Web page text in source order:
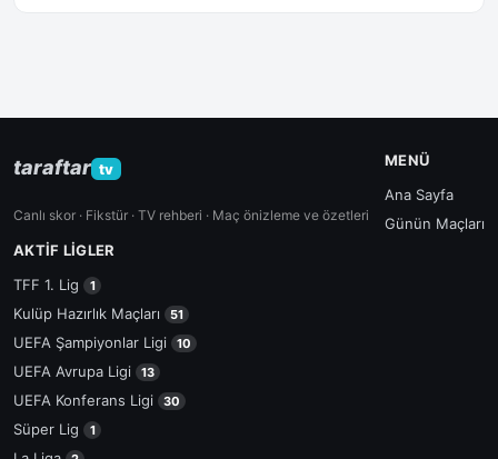
taraftar tv
Canlı skor · Fikstür · TV rehberi · Maç önizleme ve özetleri
MENÜ
Ana Sayfa
Günün Maçları
AKTIF LIGLER
TFF 1. Lig
1
Kulüp Hazırlık Maçları 51
UEFA Şampiyonlar Ligi 10
UEFA Avrupa Ligi 13
UEFA Konferans Ligi 30
Süper Lig 1